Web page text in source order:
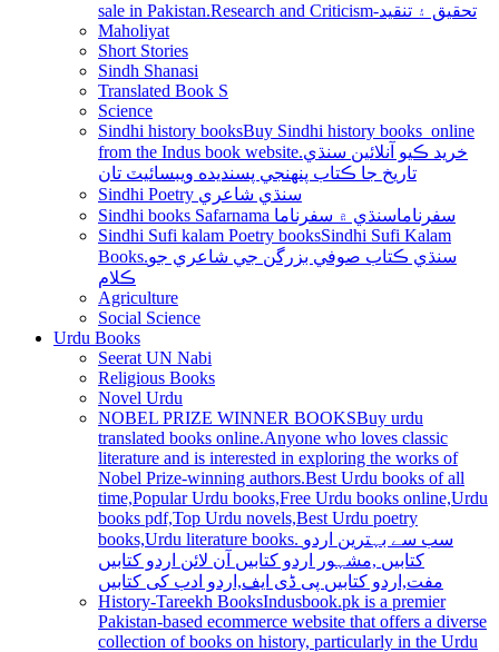
sale in Pakistan.Research and Criticism-تحقيق ۽ تنقيد
Maholiyat
Short Stories
Sindh Shanasi
Translated Book S
Science
Sindhi history booksBuy Sindhi history books online
from the Indus book website.خريد ڪيو آنلائين سنڌي
تاريخ جا ڪتاب پنھنجي پسنديده ويبسائيٽ تان
Sindhi Poetry سنڌي شاعري
Sindhi books Safarnama سفرناماسنڌي ۾ سفرناما
Sindhi Sufi kalam Poetry booksSindhi Sufi Kalam
Books.سنڌي ڪتاب صوفي بزرگن جي شاعري جو
ڪلام
Agriculture
Social Science
Urdu Books
Seerat UN Nabi
Religious Books
Novel Urdu
NOBEL PRIZE WINNER BOOKSBuy urdu
translated books online.Anyone who loves classic
literature and is interested in exploring the works of
Nobel Prize-winning authors.Best Urdu books of all
time,Popular Urdu books,Free Urdu books online,Urdu
books pdf,Top Urdu novels,Best Urdu poetry
books,Urdu literature books. سب سے بہترین اردو
کتابیں ,مشہور اردو کتابیں آن لائن اردو کتابیں
مفت,اردو کتابیں پی ڈی ایف,اردو ادب کی کتابیں
History-Tareekh BooksIndusbook.pk is a premier
Pakistan-based ecommerce website that offers a diverse
collection of books on history, particularly in the Urdu